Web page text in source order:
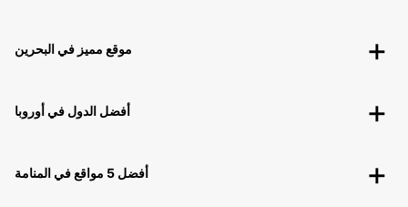
موقع مميز في البحرين
أفضل الدول في أوروبا
أفضل 5 مواقع في المنامة